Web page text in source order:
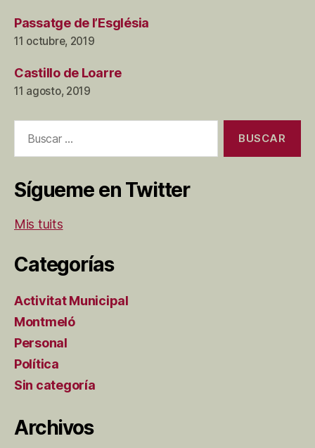
Passatge de l’Església
11 octubre, 2019
Castillo de Loarre
11 agosto, 2019
Sígueme en Twitter
Mis tuits
Categorías
Activitat Municipal
Montmeló
Personal
Política
Sin categoría
Archivos